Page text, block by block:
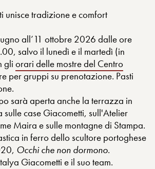
unisce tradizione e comfort
all’11 ottobre 2026 dalle ore
salvo il lunedì e il martedì (in
gli orari delle mostre del Centro
per gruppi su prenotazione. Pasti
sarà aperta anche la terrazza in
case Giacometti, sull'Atelier
Maira e sulle montagne di Stampa.
in ferro dello scultore portoghese
Occhi che non dormono.
Giacometti e il suo team.